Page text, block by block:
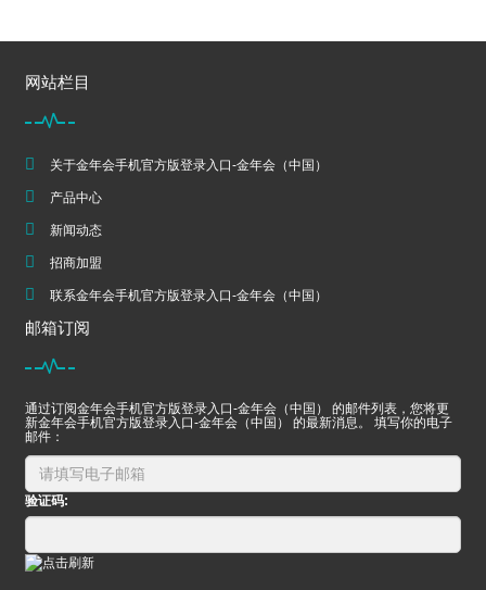
网站栏目
关于金年会手机官方版登录入口-金年会（中国）
产品中心
新闻动态
招商加盟
联系金年会手机官方版登录入口-金年会（中国）
邮箱订阅
通过订阅金年会手机官方版登录入口-金年会（中国） 的邮件列表，您将更
新金年会手机官方版登录入口-金年会（中国） 的最新消息。 填写你的电子
邮件：
验证码: